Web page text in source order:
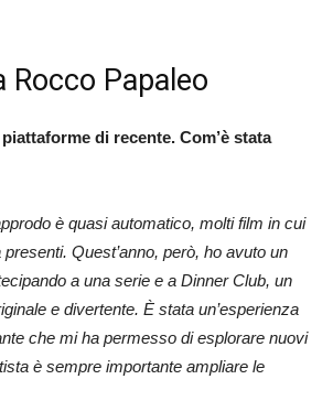
Rocco Papaleo
di recente. Com’è stata
è quasi automatico, molti film in cui
Quest’anno, però, ho avuto un
a una serie e a Dinner Club, un
e divertente. È stata un’esperienza
che mi ha permesso di esplorare nuovi
è sempre importante ampliare le